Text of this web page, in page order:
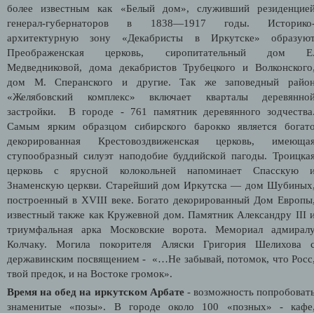
более известным как «Белый дом», служивший
генерал-губернаторов в 1838—1917 годы.
архитектурную зону «Декабристы в Иркутске»
Преображенская церковь, сиропитательный дом
Медведниковой, дома декабристов Трубецкого и
дом М. Сперанского и другие. Так же заповедный
«Желябовский комплекс» включает кварталы
застройки. В городе - 761 памятник деревянного
Самым ярким образцом сибирского барокко является
декорированная Крестовоздвиженская церковь,
ступообразный силуэт наподобие буддийской пагоды.
церковь с ярусной колокольней напоминает Спасскую
Знаменскую церкви. Старейший дом Иркутска — дом
построенный в XVIII веке. Богато декорированный Дом
известный также как Кружевной дом. Памятник Александру III
триумфальная арка Московские ворота. Мемориал
Колчаку. Могила покорителя Аляски Григория Шелихова
державинским посвящением - «…Не забывай, потомок, что
твой предок, и на Востоке громок».
Время на обед на иркутском Арбате - возможность
знаменитые «позы». В городе около 100 «позных» -